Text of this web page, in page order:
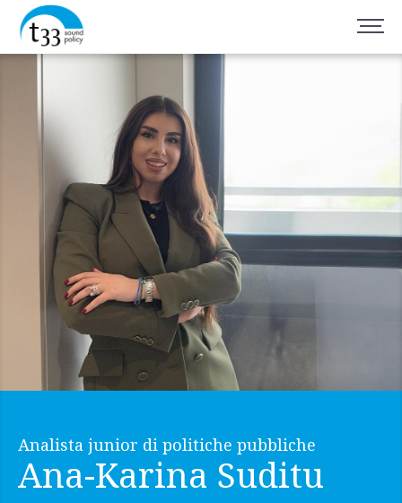
Analista junior di politiche pubbliche
Ana-Karina Suditu